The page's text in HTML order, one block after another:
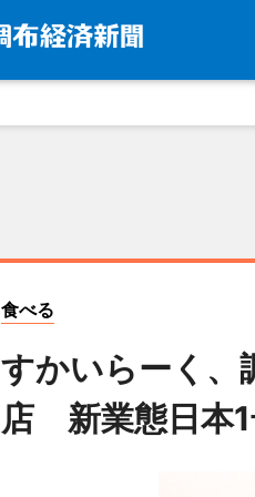
食べる
すかいらーく、
店 新業態日本1